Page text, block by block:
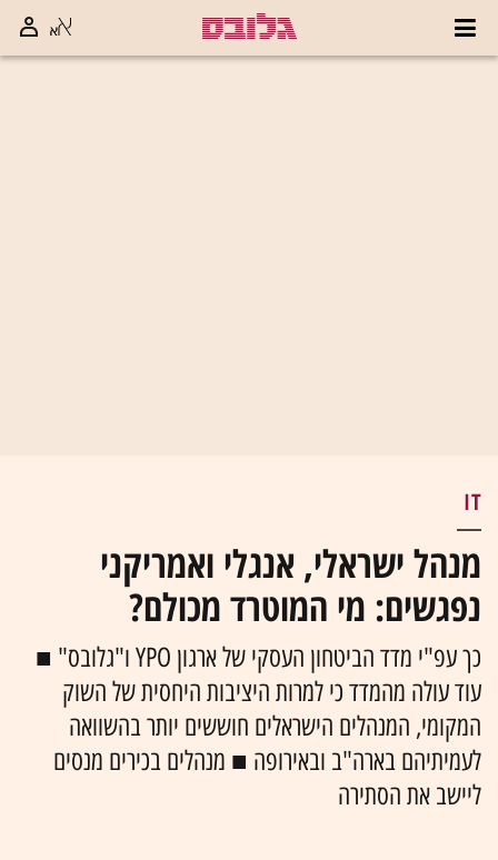
IT
מנהל ישראלי, אנגלי ואמריקני
נפגשים: מי המוטרד מכולם?
כך עפ"י מדד הביטחון העסקי של ארגון YPO ו"גלובס" ■
עוד עולה מהמדד כי למרות היציבות היחסית של השוק
המקומי, המנהלים הישראלים חוששים יותר בהשוואה
לעמיתיהם בארה"ב ובאירופה ■ מנהלים בכירים מנסים
ליישב את הסתירה